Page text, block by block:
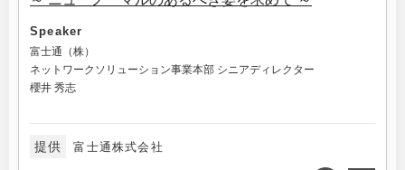
Speaker
富士通（株）
ネットワークソリューション事業本部 シニアディレクター
櫻井 秀志
提供 富士通株式会社